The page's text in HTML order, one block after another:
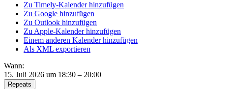
Zu Timely-Kalender hinzufügen
Zu Google hinzufügen
Zu Outlook hinzufügen
Zu Apple-Kalender hinzufügen
Einem anderen Kalender hinzufügen
Als XML exportieren
Wann:
15. Juli 2026 um 18:30 – 20:00
Repeats